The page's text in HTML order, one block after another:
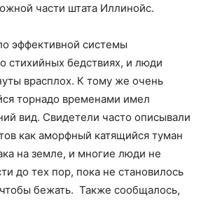
части штата Иллинойс.
эффективной системы
стихийных бедствиях, и люди
врасплох. К тому же очень
торнадо временами имел
вид. Свидетели часто описывали
как аморфный катящийся туман
на земле, и многие люди не
до тех пор, пока не становилось
бежать. Также сообщалось,